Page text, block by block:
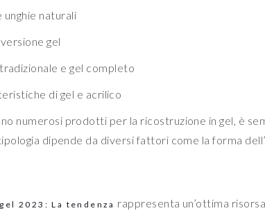
naturali
gel
e gel completo
di gel e acrilico
numerosi prodotti per la ricostruzione in gel, è
dipende da diversi fattori come la forma
2023: La tendenza rappresenta un’ottima